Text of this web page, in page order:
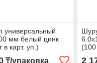
универсальный
мм белый цинк
в карт. уп.)
₸/упаковка 2